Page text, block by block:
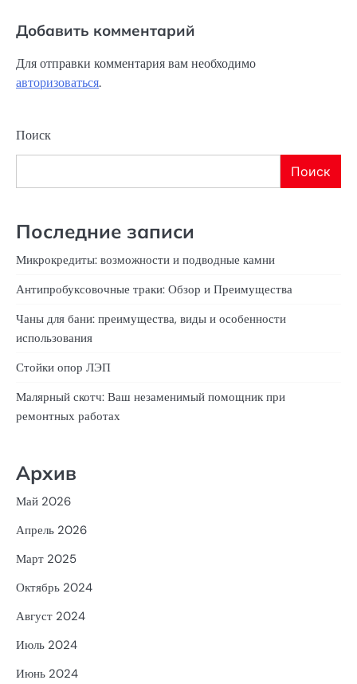
Добавить комментарий
Для отправки комментария вам необходимо
авторизоваться.
Поиск
Поиск
Последние записи
Микрокредиты: возможности и подводные камни
Антипробуксовочные траки: Обзор и Преимущества
Чаны для бани: преимущества, виды и особенности
использования
Стойки опор ЛЭП
Малярный скотч: Ваш незаменимый помощник при
ремонтных работах
Архив
Май 2026
Апрель 2026
Март 2025
Октябрь 2024
Август 2024
Июль 2024
Июнь 2024